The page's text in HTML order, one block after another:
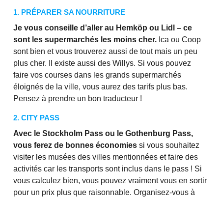
1. PRÉPARER SA NOURRITURE
Je vous conseille d’aller au Hemköp ou Lidl – ce
sont les supermarchés les moins cher.Ica ou Coop
sont bien et vous trouverez aussi de tout mais un peu
plus cher. Il existe aussi des Willys. Si vous pouvez
faire vos courses dans les grands supermarchés
éloignés de la ville, vous aurez des tarifs plus bas.
Pensez à prendre un bon traducteur !
2. CITY PASS
Avec le Stockholm Pass ou le Gothenburg Pass,
vous ferez de bonnes économiessi vous souhaitez
visiter les musées des villes mentionnées et faire des
activités car les transports sont inclus dans le pass ! Si
vous calculez bien, vous pouvez vraiment vous en sortir
pour un prix plus que raisonnable. Organisez-vous à